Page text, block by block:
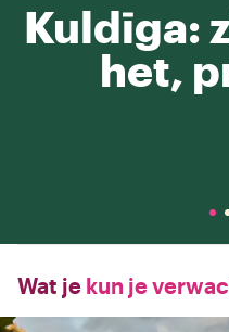
Kuldīga:
het,
Wat je kun je